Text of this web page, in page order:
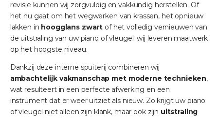
revisie kunnen wij zorgvuldig en vakkundig herstellen. Of
het nu gaat om het wegwerken van krassen, het opnieuw
lakken in hoogglans zwart of het volledig vernieuwen van
de uitstraling van uw piano of vleugel: wij leveren maatwerk
op het hoogste niveau.
Dankzij deze interne spuiterij combineren wij
ambachtelijk vakmanschap met moderne technieken,
wat resulteert in een perfecte afwerking en een
instrument dat er weer uitziet als nieuw. Zo krijgt uw piano
of vleugel niet alleen zijn klank, maar ook zijn uitstraling